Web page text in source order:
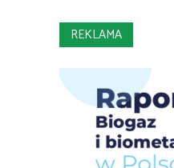
REKLAMA